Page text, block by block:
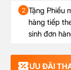
2 Tặng Phiếu
hàng tiếp
sinh đơn
ƯU ĐÃI